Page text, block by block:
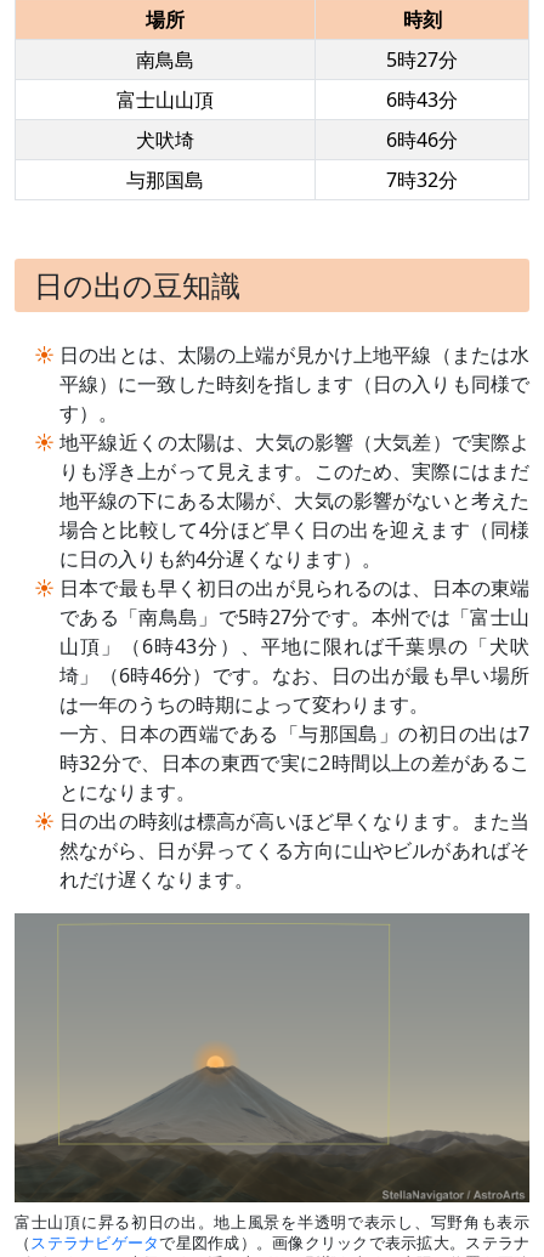
場所
時刻
南鳥島
5時27分
富士山山頂
6時43分
犬吠埼
6時46分
与那国島
7時32分
日の出の豆知識
日の出とは、太陽の上端が見かけ上地平線（または水
平線）に一致した時刻を指します（日の入りも同様で
す）。
地平線近くの太陽は、大気の影響（大気差）で実際よ
りも浮き上がって見えます。このため、実際にはまだ
地平線の下にある太陽が、大気の影響がないと考えた
場合と比較して4分ほど早く日の出を迎えます（同様
に日の入りも約4分遅くなります）。
日本で最も早く初日の出が見られるのは、日本の東端
である「南鳥島」で5時27分です。本州では「富士山
山頂」（6時43分）、平地に限れば千葉県の「犬吠
埼」（6時46分）です。なお、日の出が最も早い場所
は一年のうちの時期によって変わります。
一方、日本の西端である「与那国島」の初日の出は7
時32分で、日本の東西で実に2時間以上の差があるこ
とになります。
日の出の時刻は標高が高いほど早くなります。また当
然ながら、日が昇ってくる方向に山やビルがあればそ
れだけ遅くなります。
富士山頂に昇る初日の出。地上風景を半透明で表示し、写野角も表示
（ステラナビゲータで星図作成）。画像クリックで表示拡大。ステラナ